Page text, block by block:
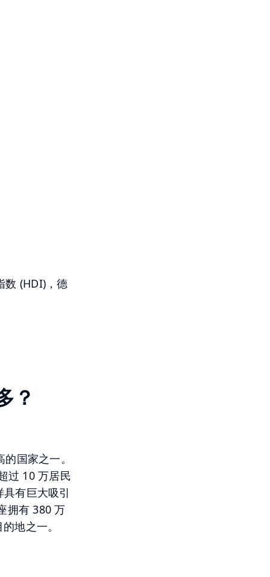
数 (HDI)，德
？
国家之一。
过 10 万居民
有巨大吸引
拥有 380 万
地之一。